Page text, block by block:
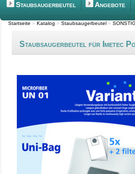
Staubsaugerbeutel Angebote
Startseite » Katalog » Staubsaugerbeutel »
Staubsaugerbeutel für Imetec